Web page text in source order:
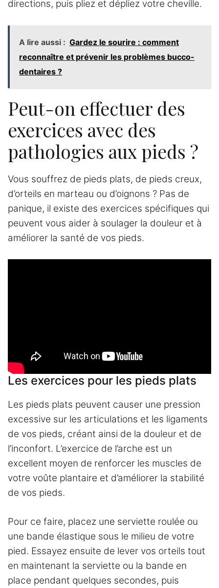
directions, puis pliez et dépliez votre cheville.
A lire aussi : Gardez le sourire : comment
reconnaître et prévenir les problèmes bucco-
dentaires ?
Peut-on effectuer des
exercices avec des
pathologies aux pieds ?
Vous souffrez de pieds plats, de pieds creux,
d’orteils en marteau ou d’oignons ? Pas de
panique, il existe des exercices spécifiques qui
peuvent vous aider à soulager la douleur et à
améliorer la santé de vos pieds.
Les exercices pour les pieds plats
Les pieds plats peuvent causer une pression
excessive sur les articulations et les ligaments
de vos pieds, créant ainsi de la douleur et de
l’inconfort. L’exercice de l’arche est un
excellent moyen de renforcer les muscles de
votre voûte plantaire et d’améliorer la stabilité
de vos pieds.
Pour ce faire, placez une serviette roulée ou
une bande élastique sous le milieu de votre
pied. Essayez ensuite de lever vos orteils tout
en maintenant la serviette ou la bande en
place pendant quelques secondes, puis